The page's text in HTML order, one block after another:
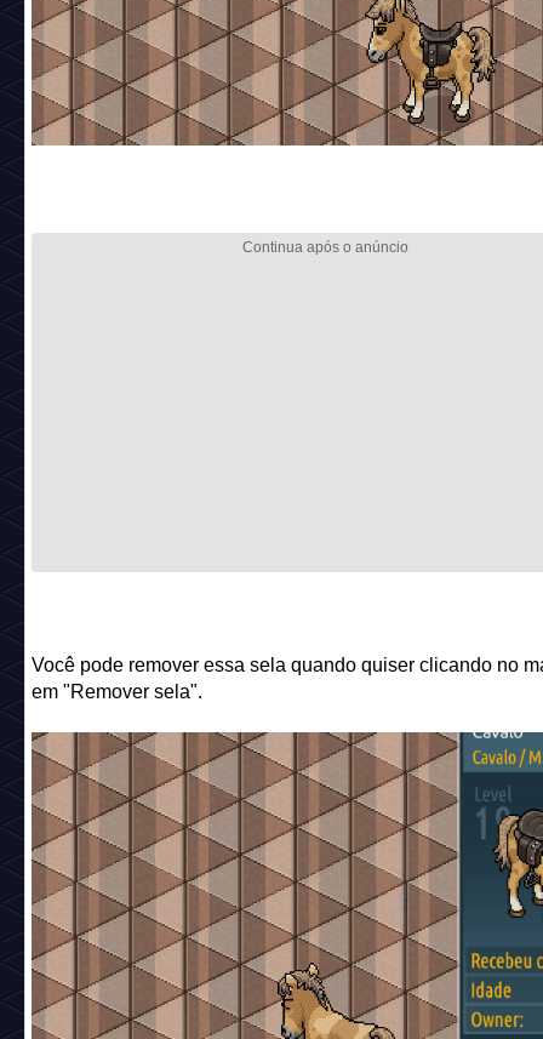
Você pode remover essa sela quando quiser clicando no
em "Remover sela".